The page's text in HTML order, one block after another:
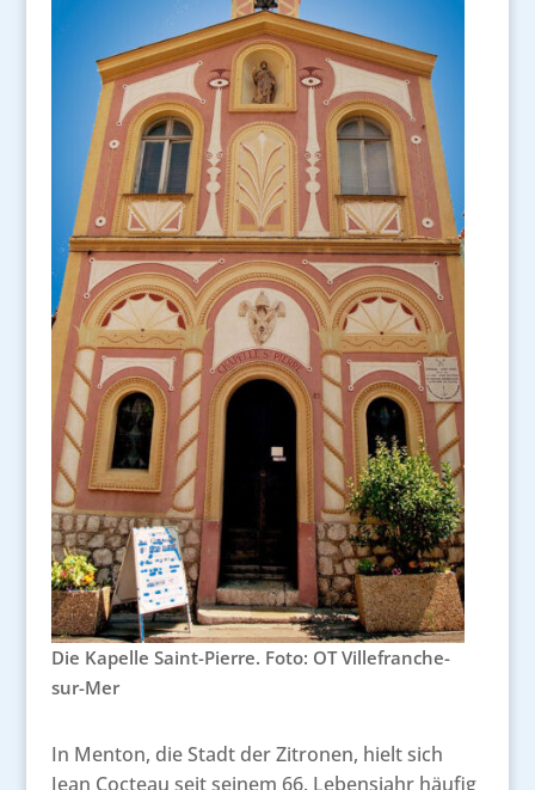
Die Kapelle Saint-Pierre. Foto: OT Villefranche-
sur-Mer
In Menton, die Stadt der Zitronen, hielt sich
Jean Cocteau seit seinem 66. Lebensjahr häufig